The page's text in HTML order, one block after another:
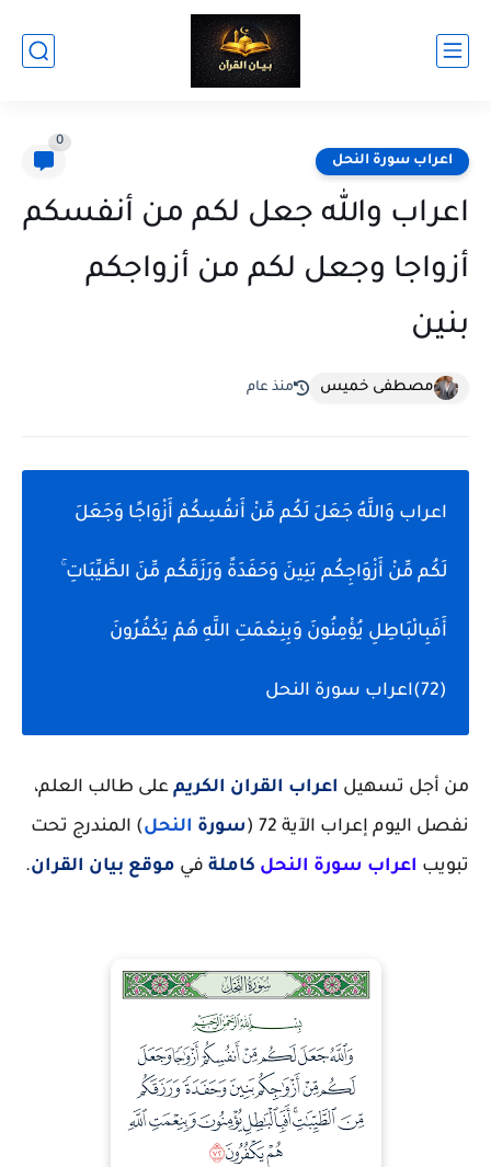
اعراب سورة النحل
0
اعراب والله جعل لكم من أنفسكم
أزواجا وجعل لكم من أزواجكم
بنين
مصطفى خميس منذ عام
اعراب وَاللَّهُ جَعَلَ لَكُم مِّنْ أَنفُسِكُمْ أَزْوَاجًا وَجَعَلَ
لَكُم مِّنْ أَزْوَاجِكُم بَنِينَ وَحَفَدَةً وَرَزَقَكُم مِّنَ الطَّيِّبَاتِ ۚ
أَفَبِالْبَاطِلِ يُؤْمِنُونَ وَبِنِعْمَتِ اللَّهِ هُمْ يَكْفُرُونَ
(72)اعراب سورة النحل
من أجل تسهيل اعراب القران الكريم على طالب العلم،
نفصل اليوم إعراب الآية 72 (
سورة النحل) المندرج تحت
تبويب اعراب سورة النحل كاملة في موقع بيان القران.